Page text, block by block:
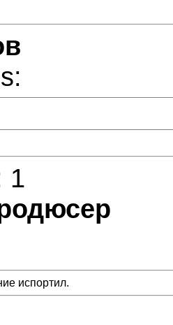
1
испортил.